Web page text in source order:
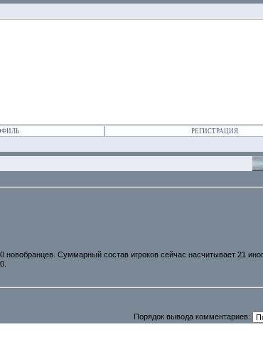
РЕГИСТРАЦИЯ
новобранцев. Суммарный состав игроков сейчас насчитывает 21
Порядок вывода комментариев: